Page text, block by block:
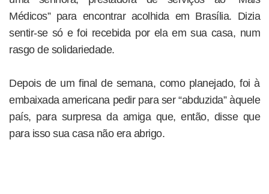
Médicos” para encontrar acolhida em Brasília. Dizia
sentir-se só e foi recebida por ela em sua casa, num
rasgo de solidariedade.
Depois de um final de semana, como planejado, foi à
embaixada americana pedir para ser “abduzida” àquele
país, para surpresa da amiga que, então, disse que
para isso sua casa não era abrigo.